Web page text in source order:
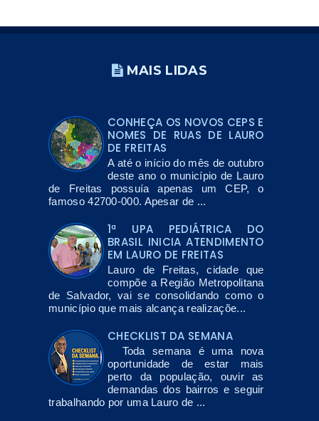
MAIS LIDAS
CONHEÇA OS NOVOS CEPS E
NOMES DE RUAS DE LAURO
DE FREITAS
A até o início do mês de outubro
deste ano o município de Lauro
de Freitas possuía apenas um CEP, o
famoso 42700-000. Apesar de ...
1ª UPA PEDIÁTRICA DO
BRASIL INICIA ATENDIMENTO
EM LAURO DE FREITAS
Lauro de Freitas, cidade que
compõe a Região Metropolitana
de Salvador, vai se consolidando como o
município que mais alcança realizaçõe...
CHECKLIST DA SEMANA
Toda semana é uma nova
oportunidade de estar mais
perto da população, ouvir as
demandas dos bairros e seguir
trabalhando por uma Lauro de ...